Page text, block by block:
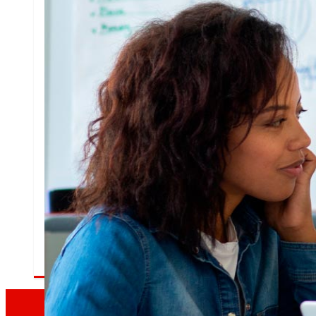
Atecnoloxíaque
Proxectos de innovación
A l+D+i impulsa a nosa transformación,
compra, reforzando a sustentabilidade e
competitividade.